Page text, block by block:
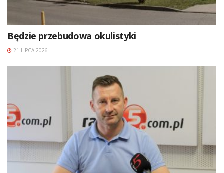
Będzie przebudowa okulistyki
21 LIPCA 2026